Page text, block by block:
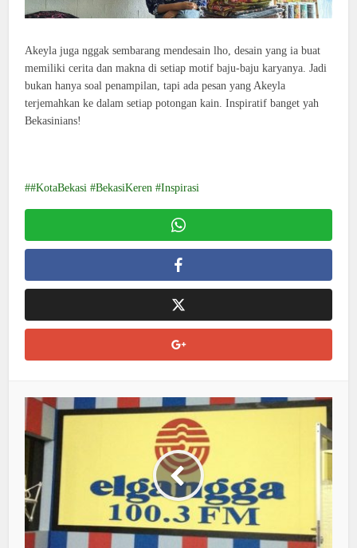
Akeyla juga nggak sembarang mendesain lho, desain yang ia buat
memiliki cerita dan makna di setiap motif baju-baju karyanya. Jadi
bukan hanya soal penampilan, tapi ada pesan yang Akeyla
terjemahkan ke dalam setiap potongan kain. Inspiratif banget yah
Bekasinians!
#KotaBekasi #BekasiKeren #Inspirasi